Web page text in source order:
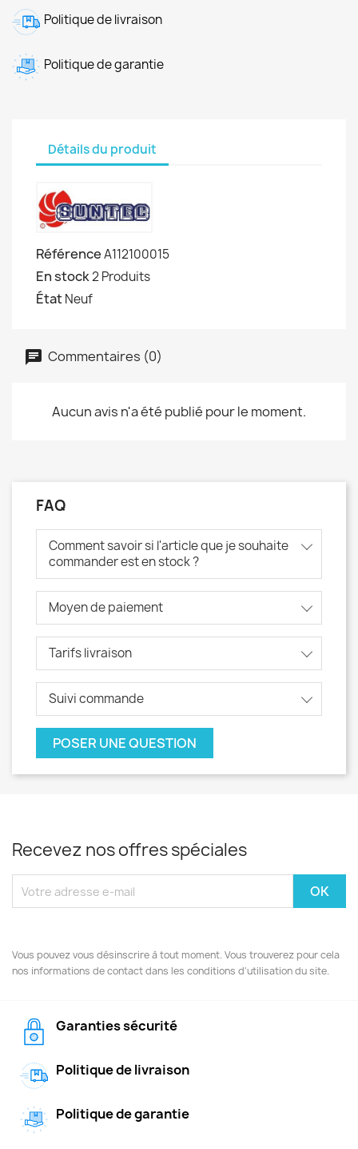
Politique de livraison
Politique de garantie
Détails du produit
RéférenceA112100015
En stock2 Produits
ÉtatNeuf
Commentaires (0)
Aucun avis n'a été publié pour le moment.
FAQ
Comment savoir si l'article que je souhaite
commander est en stock ?
Moyen de paiement
Tarifs livraison
Suivi commande
POSER UNE QUESTION
Recevez nos offres spéciales
Vous pouvez vous désinscrire à tout moment. Vous trouverez pour cela
nos informations de contact dans les conditions d'utilisation du site.
Garanties sécurité
Politique de livraison
Politique de garantie